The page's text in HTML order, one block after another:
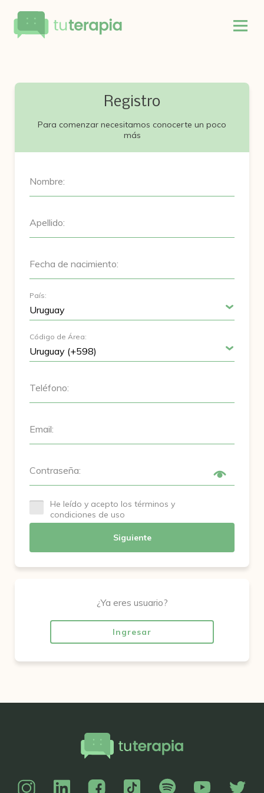
Registro
Para comenzar necesitamos conocerte un poco
más
Nombre:
Apellido:
Fecha de nacimiento:
País:
Código de Área:
Teléfono:
Email:
Contraseña:
He leído y acepto los términos y
condiciones de uso
Siguiente
¿Ya eres usuario?
Ingresar